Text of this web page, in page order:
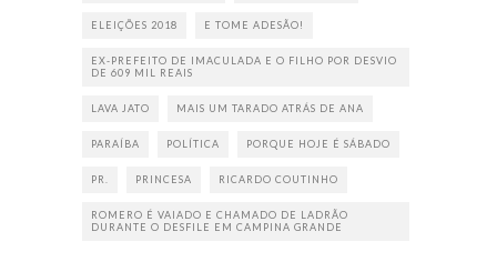
ELEIÇÕES 2018 E TOME ADESÃO!
EX-PREFEITO DE IMACULADA E O FILHO POR DESVIO
DE 609 MIL REAIS
LAVA JATO MAIS UM TARADO ATRÁS DE ANA
PARAÍBA POLÍTICA PORQUE HOJE É SÁBADO
PR. PRINCESA RICARDO COUTINHO
ROMERO É VAIADO E CHAMADO DE LADRÃO
DURANTE O DESFILE EM CAMPINA GRANDE